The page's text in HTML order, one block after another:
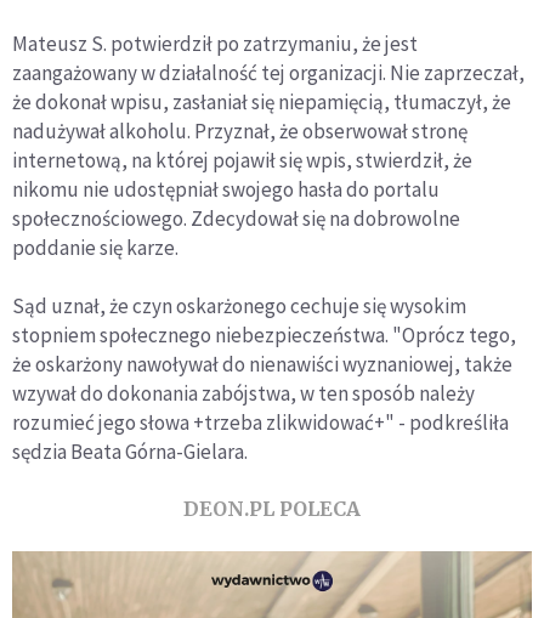
Mateusz S. potwierdził po zatrzymaniu, że jest
zaangażowany w działalność tej organizacji. Nie zaprzeczał,
że dokonał wpisu, zasłaniał się niepamięcią, tłumaczył, że
nadużywał alkoholu. Przyznał, że obserwował stronę
internetową, na której pojawił się wpis, stwierdził, że
nikomu nie udostępniał swojego hasła do portalu
społecznościowego. Zdecydował się na dobrowolne
poddanie się karze.
Sąd uznał, że czyn oskarżonego cechuje się wysokim
stopniem społecznego niebezpieczeństwa. "Oprócz tego,
że oskarżony nawoływał do nienawiści wyznaniowej, także
wzywał do dokonania zabójstwa, w ten sposób należy
rozumieć jego słowa +trzeba zlikwidować+" - podkreśliła
sędzia Beata Górna-Gielara.
DEON.PL POLECA